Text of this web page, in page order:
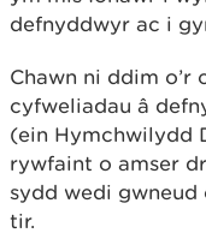
defnyddwyr ac i
Chawn ni ddim o’r
cyfweliadau â
(ein Hymchwilydd
rywfaint o amser
sydd wedi
tir.